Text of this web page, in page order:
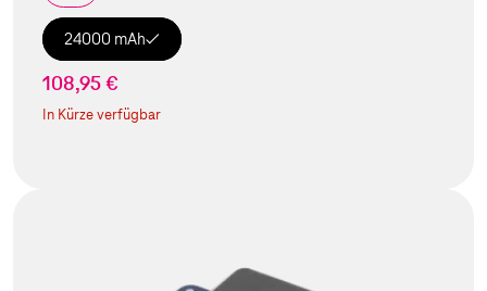
24000 mAh
108,95 €
In Kürze verfügbar